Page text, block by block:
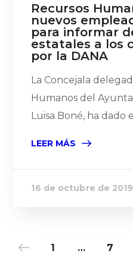
Recursos
nuevos
para informar
estatales a los
por la DANA
La Concejala
Humanos del
Luisa Boné, ha dado
LEER MÁS
16 de octubre de 2019
1 … 7